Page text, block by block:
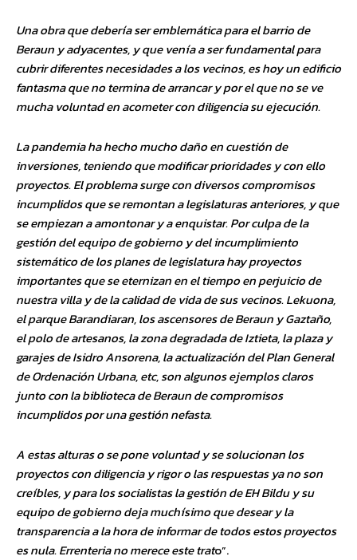
Una obra que debería ser emblemática para el barrio de
Beraun y adyacentes, y que venía a ser fundamental para
cubrir diferentes necesidades a los vecinos, es hoy un edificio
fantasma que no termina de arrancar y por el que no se ve
mucha voluntad en acometer con diligencia su ejecución.
La pandemia ha hecho mucho daño en cuestión de
inversiones, teniendo que modificar prioridades y con ello
proyectos. El problema surge con diversos compromisos
incumplidos que se remontan a legislaturas anteriores, y que
se empiezan a amontonar y a enquistar. Por culpa de la
gestión del equipo de gobierno y del incumplimiento
sistemático de los planes de legislatura hay proyectos
importantes que se eternizan en el tiempo en perjuicio de
nuestra villa y de la calidad de vida de sus vecinos. Lekuona,
el parque Barandiaran, los ascensores de Beraun y Gaztaño,
el polo de artesanos, la zona degradada de Iztieta, la plaza y
garajes de Isidro Ansorena, la actualización del Plan General
de Ordenación Urbana, etc, son algunos ejemplos claros
junto con la biblioteca de Beraun de compromisos
incumplidos por una gestión nefasta.
A estas alturas o se pone voluntad y se solucionan los
proyectos con diligencia y rigor o las respuestas ya no son
creíbles, y para los socialistas la gestión de EH Bildu y su
equipo de gobierno deja muchísimo que desear y la
transparencia a la hora de informar de todos estos proyectos
es nula. Errenteria no merece este trato”.